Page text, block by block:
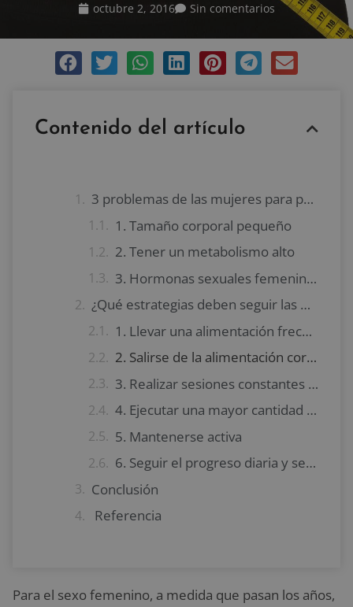
octubre 2, 2016 Sin comentarios
Contenido del artículo
3 problemas de las mujeres para perder grasa
1. Tamaño corporal pequeño
2. Tener un metabolismo alto
3. Hormonas sexuales femeninas.
¿Qué estrategias deben seguir las mujeres para perder grasa?
1. Llevar una alimentación frecuente
2. Salirse de la alimentación correcta durante algún tiempo
3. Realizar sesiones constantes de ejercicio cardiovascular
4. Ejecutar una mayor cantidad de ejercicios al entrenar
5. Mantenerse activa
6. Seguir el progreso diaria y semanalmente
Conclusión
Referencia
Para el sexo femenino, a medida que pasan los años,